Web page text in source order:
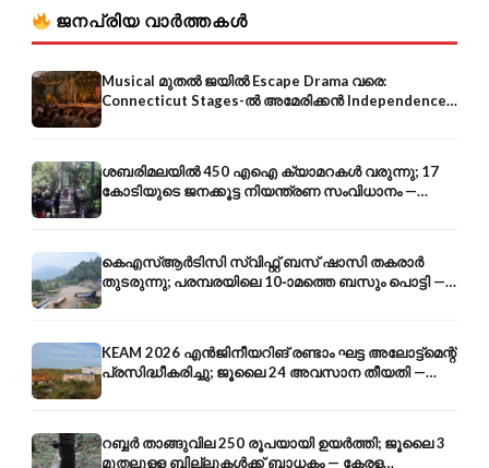
ജനപ്രിയ വാർത്തകൾ
Musical മുതൽ ജയിൽ Escape Drama വരെ:
Connecticut Stages-ൽ അമേരിക്കൻ Independence-
ന്റെ 250-ആം വാർഷികം
ശബരിമലയിൽ 450 എഐ ക്യാമറകൾ വരുന്നു; 17
കോടിയുടെ ജനക്കൂട്ട നിയന്ത്രണ സംവിധാനം —
എരുമേലി മുതൽ പമ്പ വരെ
കെഎസ്ആർടിസി സ്വിഫ്റ്റ് ബസ് ഷാസി തകരാർ
തുടരുന്നു; പരമ്പരയിലെ 10-ാമത്തെ ബസും പൊട്ടി —
സുരക്ഷാ ആശങ്ക
KEAM 2026 എൻജിനീയറിങ് രണ്ടാം ഘട്ട അലോട്ട്മെന്റ്
പ്രസിദ്ധീകരിച്ചു; ജൂലൈ 24 അവസാന തീയതി —
അറിയേണ്ടതെല്ലാം
റബ്ബർ താങ്ങുവില 250 രൂപയായി ഉയർത്തി; ജൂലൈ 3
മുതലുള്ള ബില്ലുകൾക്ക് ബാധകം — കേരള